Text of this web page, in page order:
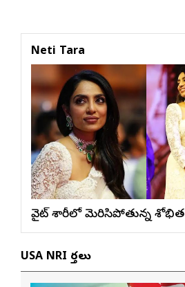
Neti Tara
వైట్ శారీలో మెరిసిపోతున్న శోభిత
USA NRI వార్తలు